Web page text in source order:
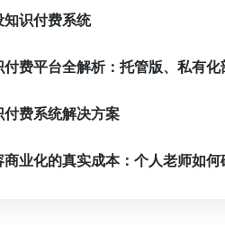
知识付费系统
付费系统解决方案
商业化的真实成本：个人老师如何